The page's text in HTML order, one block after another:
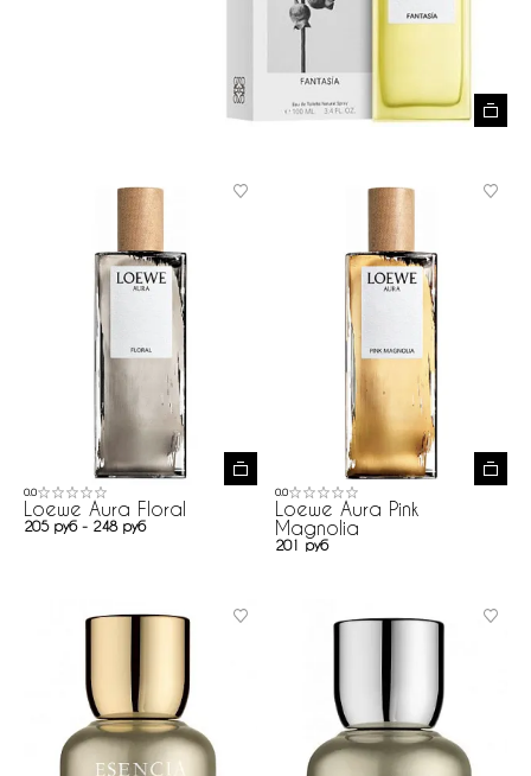
0.0
Loewe Aura Floral
205 руб - 248 руб
0.0
Loewe Aura Pink
Magnolia
201 руб